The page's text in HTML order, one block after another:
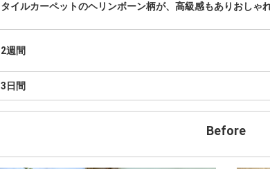
タイルカーペットのヘリンボーン柄が、高級感もありおしゃ
2週間
3日間
Before